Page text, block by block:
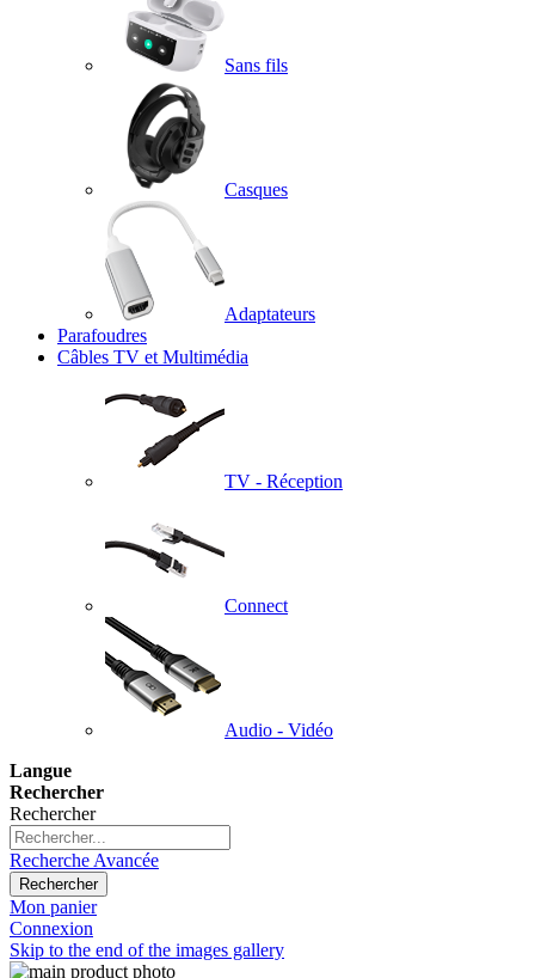
Sans fils
Casques
Adaptateurs
Parafoudres
Câbles TV et Multimédia
TV - Réception
Connect
Audio - Vidéo
Langue
Rechercher
Rechercher
Recherche Avancée
Rechercher
Mon panier
Connexion
Skip to the end of the images gallery